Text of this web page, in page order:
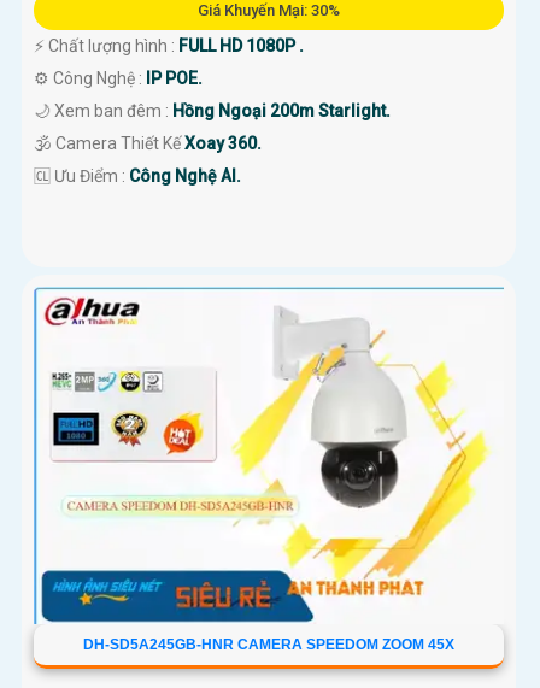
Giá Khuyến Mại: 30%
️⚡ Chất lượng hình : FULL HD 1080P .
⚙ Công Nghệ :
IP POE.
🌙 Xem ban đêm : Hồng Ngoại 200m Starlight.
🕉️ Camera Thiết KếXoay 360.
️🆑 Ưu Điểm : Công Nghệ AI.
DH-SD5A245GB-HNR CAMERA SPEEDOM ZOOM 45X